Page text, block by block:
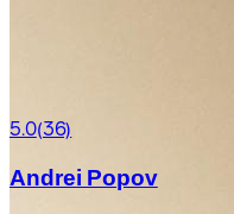
5.0(36)
Andrei Popov